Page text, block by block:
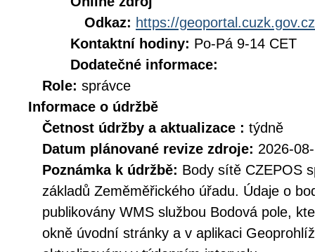
Odkaz: https://geoportal.cuzk.gov.cz
Kontaktní hodiny: Po-Pá 9-14 CET
Dodatečné informace:
Role: správce
Informace o údržbě
Četnost údržby a aktualizace : týdně
Datum plánované revize zdroje: 2026-
Poznámka k údržbě: Body sítě CZEPOS
základů Zeměměřického úřadu. Údaje o
publikovány WMS službou Bodová pole,
okně úvodní stránky a v aplikaci